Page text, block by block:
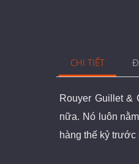
CHI TIẾT
Rouyer Guillet &
nữa. Nó luôn
hàng thế kỷ